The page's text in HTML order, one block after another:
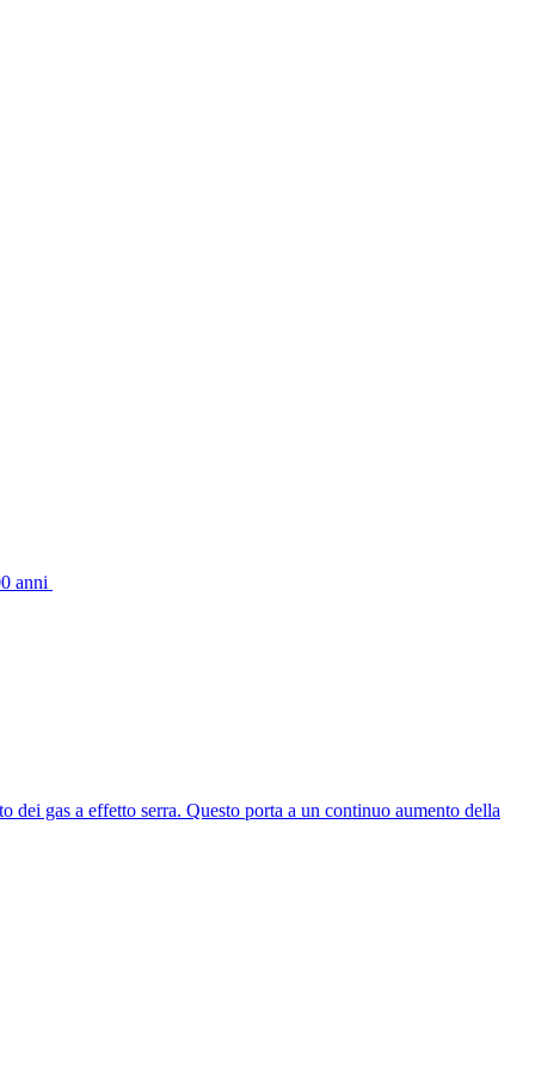
anni
dei gas a effetto serra. Questo porta a un continuo aumento della